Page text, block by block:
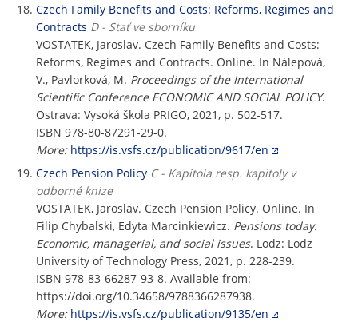
Czech Family Benefits and Costs: Reforms, Regimes and
Contracts D - Stať ve sborníku
VOSTATEK, Jaroslav. Czech Family Benefits and Costs:
Reforms, Regimes and Contracts. Online. In Nálepová,
V., Pavlorková, M. Proceedings of the International
Scientific Conference ECONOMIC AND SOCIAL POLICY.
Ostrava: Vysoká škola PRIGO, 2021, p. 502-517.
ISBN 978-80-87291-29-0.
More: https://is.vsfs.cz/publication/9617/en
Czech Pension Policy C - Kapitola resp. kapitoly v
odborné knize
VOSTATEK, Jaroslav. Czech Pension Policy. Online. In
Filip Chybalski, Edyta Marcinkiewicz. Pensions today.
Economic, managerial, and social issues. Lodz: Lodz
University of Technology Press, 2021, p. 228-239.
ISBN 978-83-66287-93-8. Available from:
https://doi.org/10.34658/9788366287938.
More: https://is.vsfs.cz/publication/9135/en